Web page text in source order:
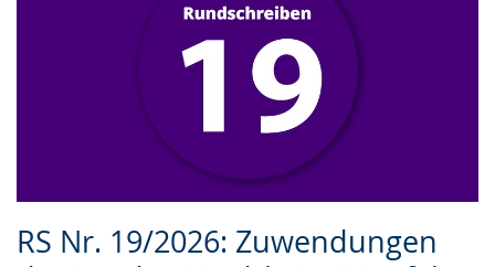
RS Nr. 19/2026: Zuwendungen